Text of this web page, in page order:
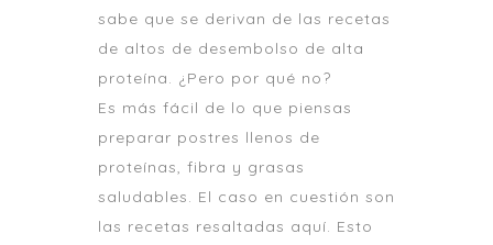
sabe que se derivan de las recetas
de altos de desembolso de alta
proteína. ¿Pero por qué no?
Es más fácil de lo que piensas
preparar postres llenos de
proteínas, fibra y grasas
saludables. El caso en cuestión son
las recetas resaltadas aquí. Esto